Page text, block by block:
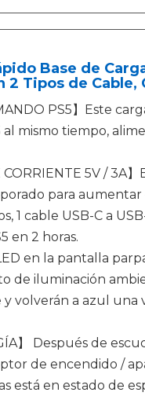
Base de
Tipos de Cable,
PS5】Este
mismo tiempo,
CORRIENTE 5V / 3A
para
cable USB-C a
en 2 horas.
en la pantalla
de iluminación
y volverán a azul
】 Después de
de encendido /
está en estado de